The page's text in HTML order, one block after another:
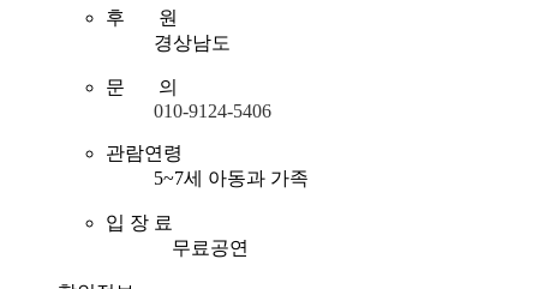
후 원
경상남도
문 의
010-9124-5406
관람연령
5~7세 아동과 가족
입 장 료
무료공연